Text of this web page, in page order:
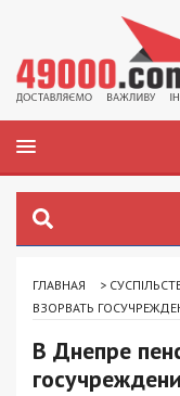
ГЛАВНАЯ >
ВЗОРВАТЬ
В Днепре